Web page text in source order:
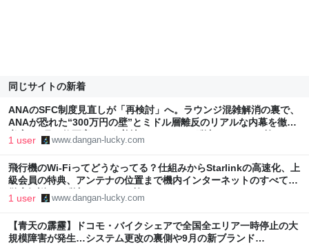
同じサイトの新着
ANAのSFC制度見直しが「再検討」へ。ラウンジ混雑解消の裏で、
ANAが恐れた“300万円の壁”とミドル層離反のリアルな内幕を徹底
考察。9月の修正案はどう着地するのか？ - 弾丸トラベルは怖くな
1 user www.dangan-lucky.com
飛行機のWi-Fiってどうなってる？仕組みからStarlinkの高速化、上
級会員の特典、アンテナの位置まで機内インターネットのすべてを
徹底解説！ - 弾丸トラベルは怖くない!
1 user www.dangan-lucky.com
【青天の霹靂】ドコモ・バイクシェアで全国全エリア一時停止の大
規模障害が発生…システム更改の裏側や9月の新ブランド